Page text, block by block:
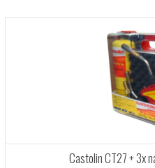
Castolin CT27 + 3x